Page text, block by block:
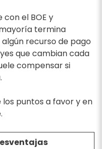
el BOE y
termina
recurso de pago
que cambian cada
compensar si
los puntos a favor y en